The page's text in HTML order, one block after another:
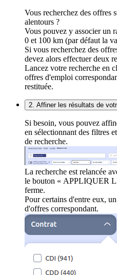
Vous recherchez des offres
alentours ?
Vous pouvez y associer un
0 et 100 km (par défaut la
Si vous recherchez des
devez alors effectuer deux
Lancez votre recherche en
offres d'emploi
restituée.
2. Affiner les résultats de
Si besoin, vous pouvez
en sélectionnant des filtres
de recherche.
La recherche est relancée
le bouton « APPLIQUER
ferme.
Pour certains d'entre eux,
d'offres correspondant.